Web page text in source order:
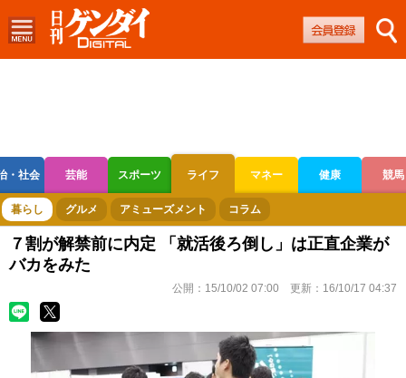
・社会 芸能 スポーツ ライフ マネー 健康 競馬
ボートレース 競輪 オートレース
暮らし グルメ アミューズメント コラム
７割が解禁前に内定 「就活後ろ倒し」は正直企業が
バカをみた
公開： 15/10/02 07:00 更新： 16/10/17 04:37